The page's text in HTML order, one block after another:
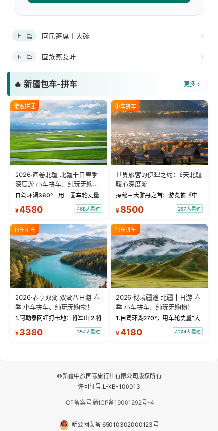
上一篇 回民筵席十大碗
下一篇 回族蒸艾叶
🔥 新疆包车-拼车 更多 >
散客拼团
2026·画卷北疆 北疆十日春季
深度游 小车拼车、纯玩无购
物！
自驾环湖360°：用一圈车轮丈量
“大西洋最后一滴眼泪”的极致蔚
蓝。 赛湖旅拍：甄选多款风格服
绝美瞬间。 赛湖坦克300跟车视
频：专业摄影师...
¥4580 468人看过
小车拼车
世界旅客的伊犁之约：8天北疆
暖心深度游
探秘三大雅丹之首：游览被《中
国国家地理》评选为“中国最美的
三大雅丹”第一名的克拉玛依魔鬼
瓦人最大村落——禾木村，欣赏
晨雾与小木...
¥ 8500 257人看过
包车拼车
2026·春享双湖 双湖八日游 春
季 小车拼车、纯玩无购物！
1.阿勒泰网红打卡地：将军山 2.将
军山落日缆车，体验雪都风光 3.
将军山，夕阳派对，蹦迪party 4.
¥ 3380 354人看过
包车拼车
2026·秘境疆途 北疆十日游 春
季 小车拼车、纯玩无购物！
1.自驾环湖270°，用车轮丈量“大
西洋最后一滴眼泪”的极致蔚蓝，
让雪山、花海与深邃湖水在转弯
¥4180 4264人看过
©新疆中旅国际旅行社有限公司版权所有
许可证号:L-XB-100013
ICP备案号:新ICP备19001292号-4
新公网安备 65010302000123号